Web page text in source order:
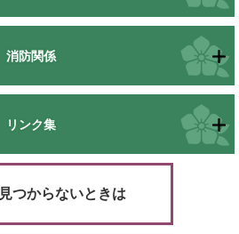
消防関係
リンク集
見つからないときは